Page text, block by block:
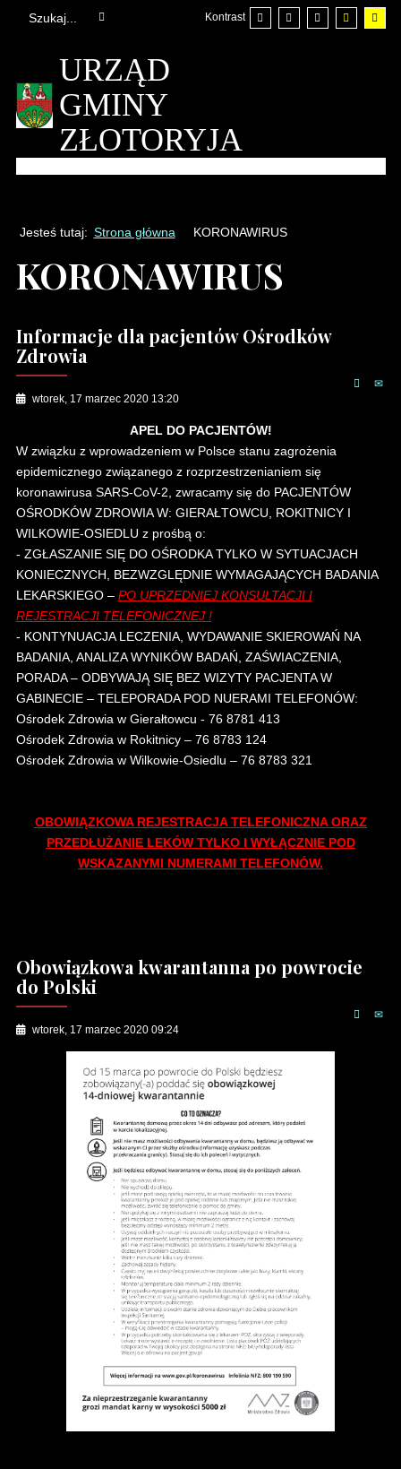
Kontrast
URZĄD
GMINY
ZŁOTORYJA
Jesteś tutaj: Strona główna KORONAWIRUS
KORONAWIRUS
Informacje dla pacjentów Ośrodków
Zdrowia
wtorek, 17 marzec 2020 13:20
APEL DO PACJENTÓW!
W związku z wprowadzeniem w Polsce stanu zagrożenia
epidemicznego związanego z rozprzestrzenianiem się
koronawirusa SARS-CoV-2, zwracamy się do PACJENTÓW
OŚRODKÓW ZDROWIA W: GIERAŁTOWCU, ROKITNICY I
WILKOWIE-OSIEDLU z prośbą o:
- ZGŁASZANIE SIĘ DO OŚRODKA TYLKO W SYTUACJACH
KONIECZNYCH, BEZWZGLĘDNIE WYMAGAJĄCYCH BADANIA
LEKARSKIEGO – PO UPRZEDNIEJ KONSULTACJI I
REJESTRACJI TELEFONICZNEJ !
- KONTYNUACJA LECZENIA, WYDAWANIE SKIEROWAŃ NA
BADANIA, ANALIZA WYNIKÓW BADAŃ, ZAŚWIACZENIA,
PORADA – ODBYWAJĄ SIĘ BEZ WIZYTY PACJENTA W
GABINECIE – TELEPORADA POD NUERAMI TELEFONÓW:
Ośrodek Zdrowia w Gierałtowcu - 76 8781 413
Ośrodek Zdrowia w Rokitnicy – 76 8783 124
Ośrodek Zdrowia w Wilkowie-Osiedlu – 76 8783 321
OBOWIĄZKOWA REJESTRACJA TELEFONICZNA ORAZ
PRZEDŁUŻANIE LEKÓW TYLKO I WYŁĄCZNIE POD
WSKAZANYMI NUMERAMI TELEFONÓW.
Obowiązkowa kwarantanna po powrocie
do Polski
wtorek, 17 marzec 2020 09:24